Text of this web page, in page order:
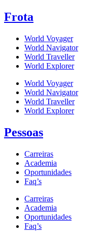
Frota
World Voyager
World Navigator
World Traveller
World Explorer
World Voyager
World Navigator
World Traveller
World Explorer
Pessoas
Carreiras
Academia
Oportunidades
Faq’s
Carreiras
Academia
Oportunidades
Faq’s